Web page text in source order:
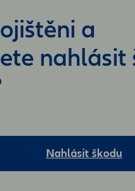
a
nahlásit
Nahlásit škodu